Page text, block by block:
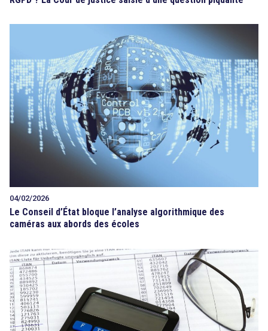
04/02/2026
Le Conseil d’État bloque l’analyse algorithmique des
caméras aux abords des écoles